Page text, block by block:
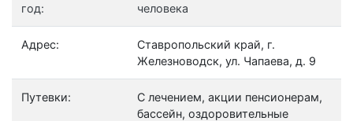
год:
человека
Адрес:
Ставропольский край, г.
Железноводск, ул. Чапаева, д. 9
Путевки:
С лечением, акции пенсионерам,
бассейн, оздоровительные